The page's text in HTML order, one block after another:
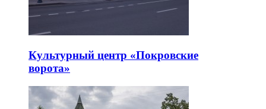
Культурный центр «Покровские
ворота»